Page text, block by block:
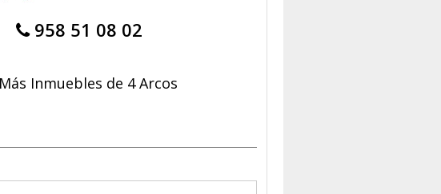
958 51 08 02
Más Inmuebles de 4 Arcos